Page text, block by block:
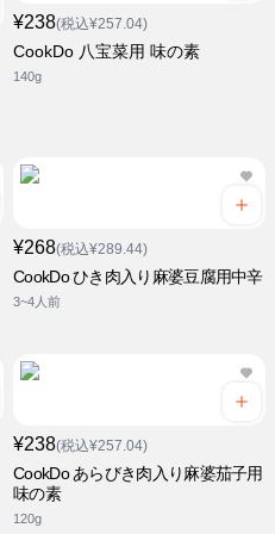
¥238(税込¥257.04)
CookDo 八宝菜用 味の素
140g
¥268(税込¥289.44)
CookDo ひき肉入り麻婆豆腐用中辛
3~4人前
¥238(税込¥257.04)
CookDo あらびき肉入り麻婆茄子用
味の素
120g